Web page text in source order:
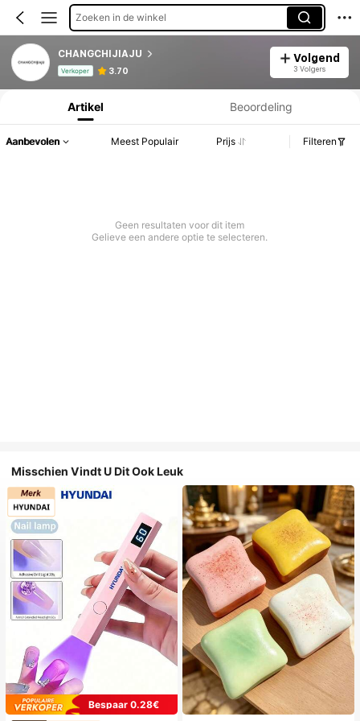
Zoeken in de winkel
CHANGCHIJIAJU
Verkoper 3.70
Volgend
3 Volgers
Productinformatie: Prijsopenbaring, Verkoop- en Voorraadgegevens.
Artikel Beoordeling
Aanbevolen Meest Populair Prijs Filteren
Geen resultaten voor dit item
Gelieve een andere optie te selecteren.
Misschien Vindt U Dit Ook Leuk
Bespaar 0.28€